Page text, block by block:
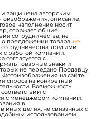
и защищена авторским
описание,
наполнение носит
отражает общие
сотрудничества, не
предложении товара, не
другими
с работой компании.
согласуется с
товарные знаки и
не передано Продавцу
Фотоизображения на сайте
спроса на конкретный
Возможность
с
с менеджером компании.
в
иных целях, не связанных с
использованием.